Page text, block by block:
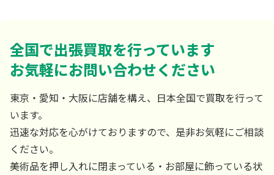
全国で出張買取を行っています
お気軽にお問い合わせください
東京・愛知・大阪に店舗を構え、日本全国で買取を行って
います。
迅速な対応を心がけておりますので、是非お気軽にご相談
ください。
美術品を押し入れに閉まっている・お部屋に飾っている状